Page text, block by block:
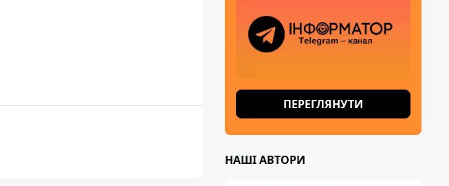
ПЕРЕГЛЯНУТИ
НАШІ АВТОРИ